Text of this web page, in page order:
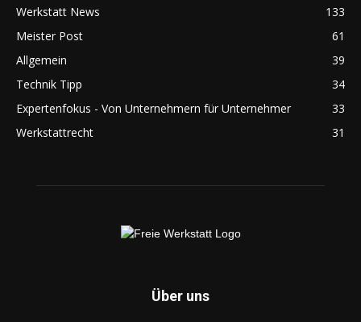
Werkstatt News
133
Meister Post
61
Allgemein
39
Technik Tipp
34
Expertenfokus - Von Unternehmern für Unternehmer
33
Werkstattrecht
31
Über uns